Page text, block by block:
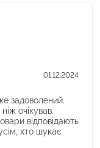
01.12.2024
задоволений.
очікував.
відповідають
хто шукає